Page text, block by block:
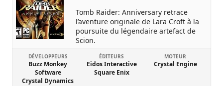
Tomb Raider: Anniversary retrace
l’aventure originale de Lara Croft à la
poursuite du légendaire artefact de
Scion.
DÉVELOPPEURS
Buzz Monkey
Software
Crystal Dynamics
ÉDITEURS
Eidos Interactive
Square Enix
MOTEUR
Crystal Engine